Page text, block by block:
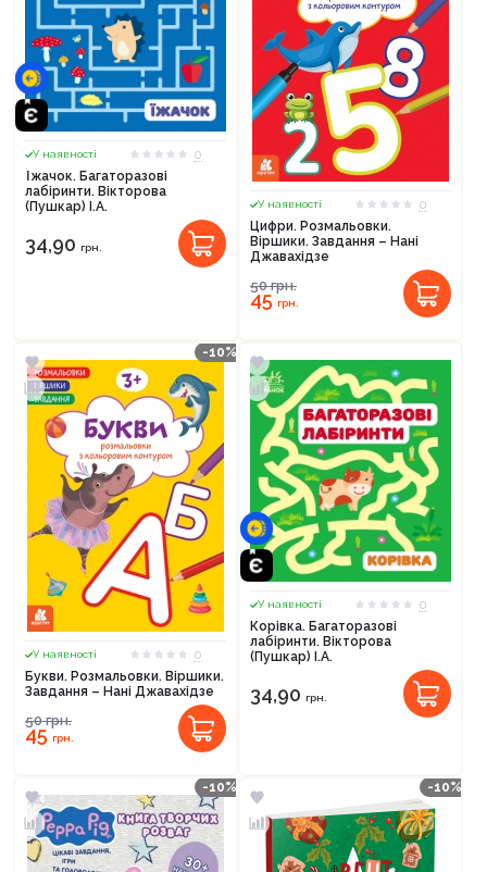
У наявності
0
Їжачок. Багаторазові
лабіринти. Вікторова
(Пушкар) І.А.
34,90 грн.
У наявності
0
Цифри. Розмальовки.
Віршики. Завдання – Нані
Джавахідзе
50грн.
45грн.
-10%
У наявності
0
Букви. Розмальовки. Віршики.
Завдання – Нані Джавахідзе
50грн.
45грн.
У наявності
0
Корівка. Багаторазові
лабіринти. Вікторова
(Пушкар) І.А.
34,90 грн.
-10% -10%